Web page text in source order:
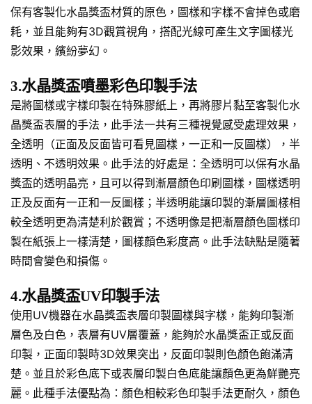
保有客製化水晶獎盃材質的原色，圖樣和字樣不會掉色或磨
耗，並且能夠有3D觀賞視角，搭配光線可產生文字圖樣光
影效果，繽紛夢幻。
3.水晶獎盃噴墨彩色印製手法
是將圖樣或字樣印製在特殊膠紙上，再將膠片黏至客製化水
晶獎盃表層的手法，此手法一共有三種視覺感受處理效果，
全透明（正面及反面皆可看見圖樣，一正和一反圖樣），半
透明、不透明效果。此手法的好處是：全透明可以保有水晶
獎盃的透明晶亮，且可以得到漸層顏色印刷圖樣，圖樣透明
正及反面有一正和一反圖樣；半透明能讓印製的漸層圖樣相
較全透明更為清楚利於觀賞；不透明像是把漸層顏色圖樣印
製在紙張上一樣清楚，圖樣顏色彩度高。此手法缺點是隨著
時間會變色和損傷。
4.水晶獎盃UV印製手法
使用UV機器在水晶獎盃表層印製圖樣與字樣，能夠印製漸
層色及白色，表層有UV層覆蓋，能夠於水晶獎盃正或反面
印製，正面印製時3D效果突出，反面印製則色顏色飽滿清
楚。並且於彩色底下或表層印製白色底能讓顏色更為鮮艷亮
麗。此種手法優點為：顏色相較彩色印製手法更耐久，顏色